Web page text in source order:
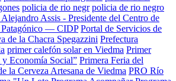
policia de rio negr policia de rio negro
Assis - Presidente del Centro de
— CIDP Portal de Servicios de
de la Chacra Spegazzini Prefectura
primer calefón solar en Viedma Primer
y Economía Social” Primera Feria del
la Cerveza Artesana de Viedma PRO Río